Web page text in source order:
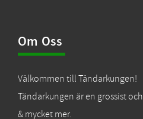
Om Oss
Välkommen till Tändarkungen!
Tändarkungen är en grossist
& mycket mer.